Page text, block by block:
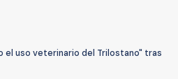
el uso veterinario del Trilostano" tras